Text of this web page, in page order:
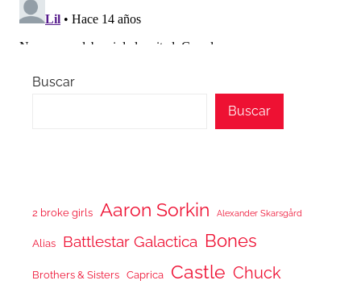
Buscar
Buscar
2 broke girls Aaron Sorkin Alexander Skarsgård
Alias Battlestar Galactica Bones
Brothers & Sisters Caprica Castle Chuck